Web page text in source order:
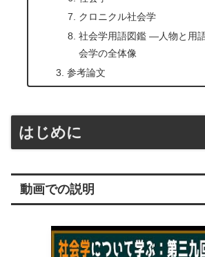
クロニクル社会学
社会学用語図鑑 ―人物と用
会学の全体像
参考論文
はじめに
動画での説明